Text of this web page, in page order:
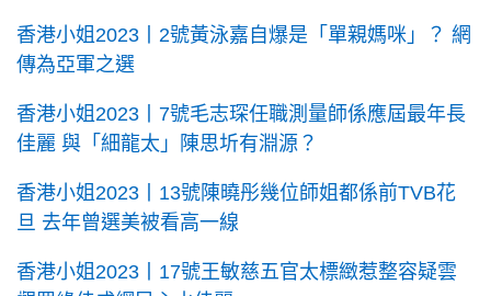
香港小姐2023丨2號黃泳嘉自爆是「單親媽咪」？ 網
傳為亞軍之選
香港小姐2023丨7號毛志琛任職測量師係應屆最年長
佳麗 與「細龍太」陳思圻有淵源？
香港小姐2023丨13號陳曉彤幾位師姐都係前TVB花
旦 去年曾選美被看高一線
香港小姐2023丨17號王敏慈五官太標緻惹整容疑雲